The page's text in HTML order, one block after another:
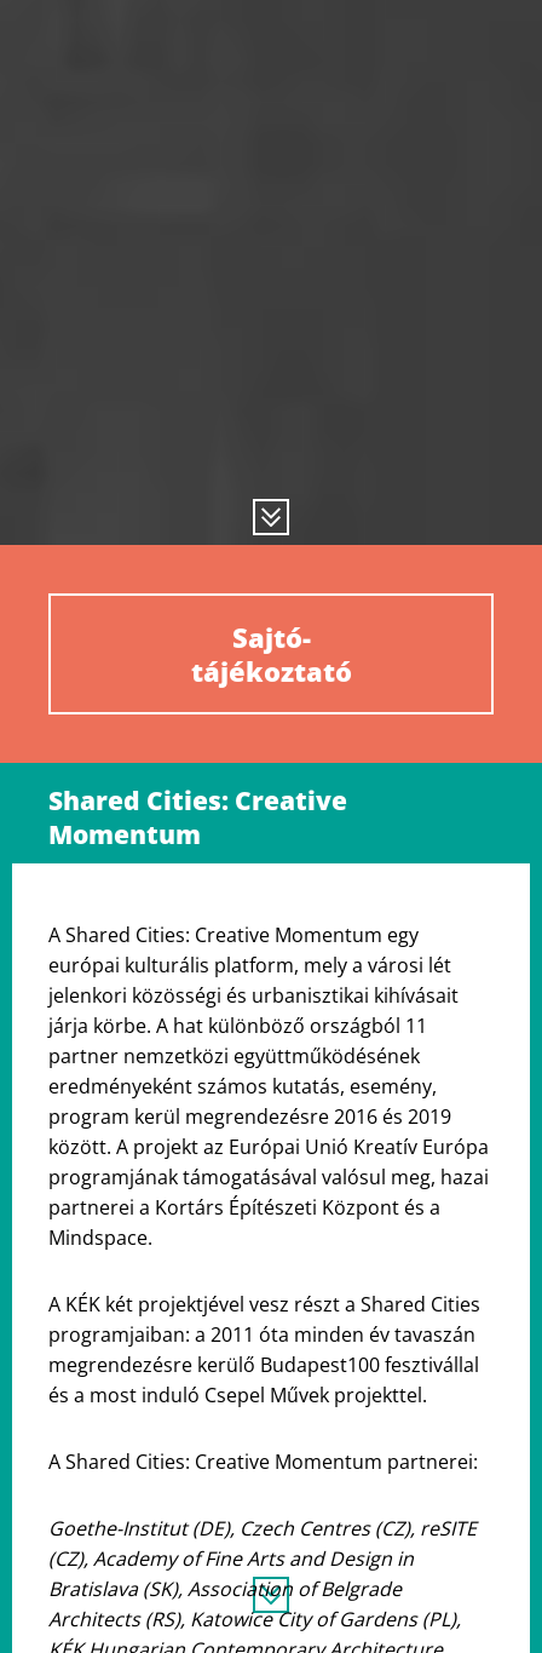
Sajtó-
tájékoztató
Shared Cities: Creative
Momentum
A Shared Cities: Creative Momentum egy
európai kulturális platform, mely a városi lét
jelenkori közösségi és urbanisztikai kihívásait
járja körbe. A hat különböző országból 11
partner nemzetközi együttműködésének
eredményeként számos kutatás, esemény,
program kerül megrendezésre 2016 és 2019
között. A projekt az Európai Unió Kreatív Európa
programjának támogatásával valósul meg, hazai
partnerei a Kortárs Építészeti Központ és a
Mindspace.
A KÉK két projektjével vesz részt a Shared Cities
programjaiban: a 2011 óta minden év tavaszán
megrendezésre kerülő Budapest100 fesztivállal
és a most induló Csepel Művek projekttel.
A Shared Cities: Creative Momentum partnerei:
Goethe-Institut (DE), Czech Centres (CZ), reSITE
(CZ), Academy of Fine Arts and Design in
Bratislava (SK), Association of Belgrade
Architects (RS), Katowice City of Gardens (PL),